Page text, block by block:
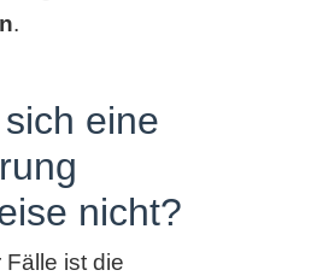
.
eine
nicht?
ist die